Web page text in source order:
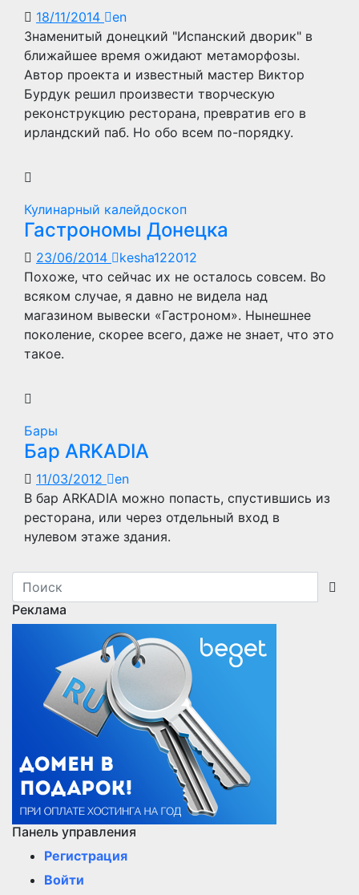
18/11/2014
en
Знаменитый донецкий "Испанский дворик" в
ближайшее время ожидают метаморфозы.
Автор проекта и известный мастер Виктор
Бурдук решил произвести творческую
реконструкцию ресторана, превратив его в
ирландский паб. Но обо всем по-порядку.
Кулинарный калейдоскоп
Гастрономы Донецка
23/06/2014
kesha122012
Похоже, что сейчас их не осталось совсем. Во
всяком случае, я давно не видела над
магазином вывески «Гастроном». Нынешнее
поколение, скорее всего, даже не знает, что это
такое.
Бары
Бар ARKADIA
11/03/2012
en
В бар ARKADIA можно попасть, спустившись из
ресторана, или через отдельный вход в
нулевом этаже здания.
Реклама
Панель управления
Регистрация
Войти